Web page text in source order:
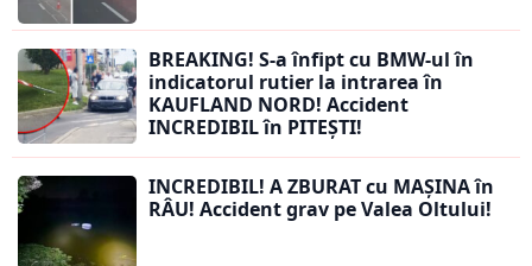
BREAKING! S-a înfipt cu BMW-ul în
indicatorul rutier la intrarea în
KAUFLAND NORD! Accident
INCREDIBIL în PITEȘTI!
INCREDIBIL! A ZBURAT cu MAȘINA în
RÂU! Accident grav pe Valea Oltului!